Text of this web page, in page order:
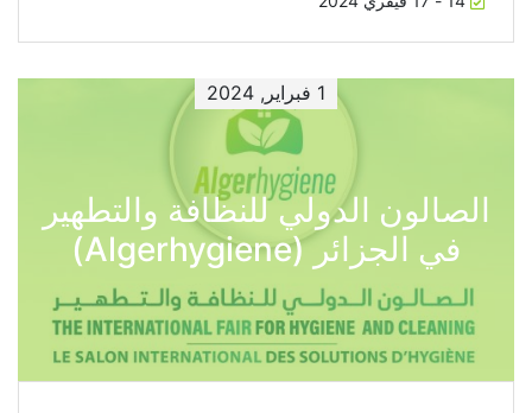
1 فبراير, 2024
الصالون الدولي للنظافة والتطهير
في الجزائر (Algerhygiene)